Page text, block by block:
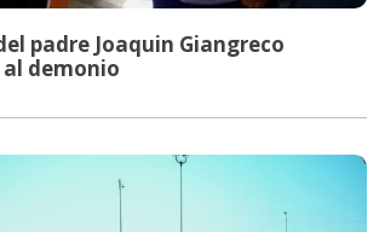
padre Joaquin Giangreco
demonio